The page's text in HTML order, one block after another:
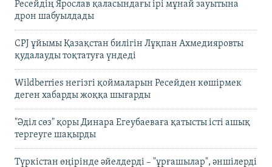
Ресейдің Ярослав қаласындағы ірі мұнай зауытына
дрон шабуылдады
CPJ ұйымы Қазақстан билігін Лұқпан Ахмедияровты
қудалауды тоқтатуға үндеді
Wildberries негізгі қоймаларын Ресейден көшірмек
деген хабарды жоққа шығарды
"Әділ сөз" қоры Динара Егеубаеваға қатысты істі ашық
тергеуге шақырды
Түркістан өңірінде әйелдерді – "ұрғашылар", әншілерді